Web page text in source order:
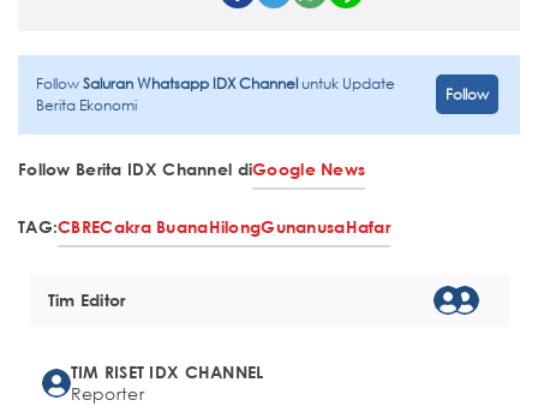
FollowSaluran Whatsapp IDX Channeluntuk Update
Berita Ekonomi
Follow
Follow Berita IDX Channel diGoogle News
TAG:CBRECakra BuanaHilongGunanusaHafar
Tim Editor
TIM RISET IDX CHANNEL
Reporter